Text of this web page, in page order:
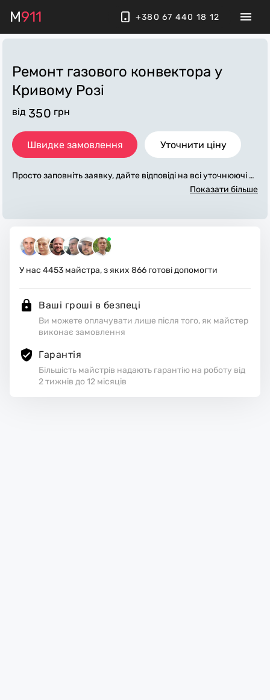
M911 +380 67 440 18 12
Ремонт газового конвектора у
Кривому Розі
від 350 грн
Швидке замовлення Уточнити ціну
Просто заповніть заявку, дайте відповіді на всі уточнюючі за
питання по «ремонт газового конвектора». Ми зв'яжемося
матеріали. Виконавці стежать за чистотою та прибирають р
обоче місце.
Показати більше
У нас 4453 майстра, з яких 866 готові допомогти
Ваші гроші в безпеці
Ви можете оплачувати лише після того, як майстер
виконає замовлення
Гарантія
Більшість майстрів надають гарантію на роботу від
2 тижнів до 12 місяців